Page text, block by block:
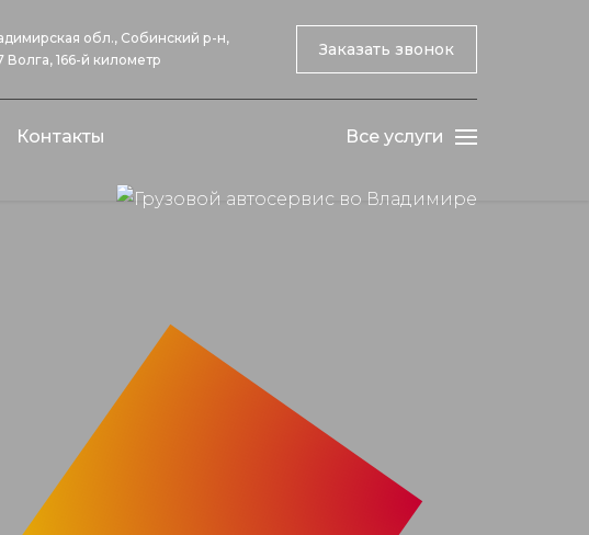
обл., Собинский р-н,
Волга, 166-й километр
Заказать звонок
Контакты Все услуги